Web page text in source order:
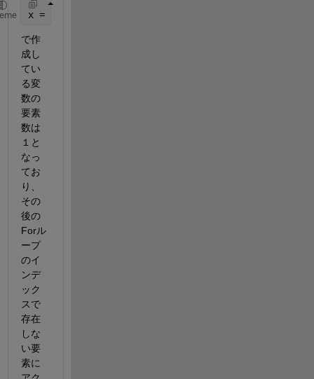
x = zeros();
で作
成し
てい
る変
数の
要素
数は
１と
なっ
てお
り、
その
後の
Forル
ープ
のイ
ンデ
ック
スで
存在
しな
い要
素に